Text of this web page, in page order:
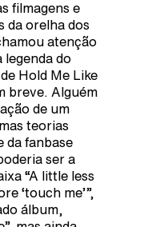
filmagens e
da orelha dos
atenção
legenda do
Hold Me Like
breve. Alguém
de um
teorias
da fanbase
ser a
“A little less
‘touch me’”,
álbum,